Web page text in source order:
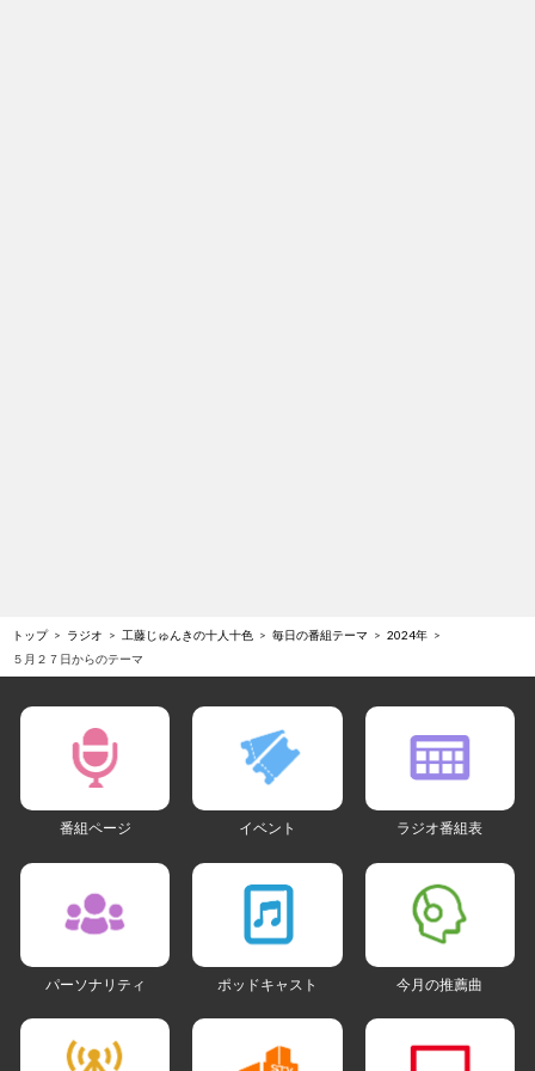
トップ ラジオ 工藤じゅんきの十人十色 毎日の番組テーマ
2024年
５月２７日からのテーマ
番組ページ イベント ラジオ番組表
パーソナリティ ポッドキャスト 今月の推薦曲